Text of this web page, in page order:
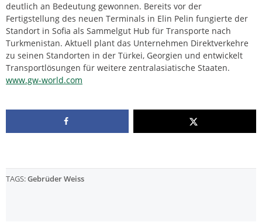
deutlich an Bedeutung gewonnen. Bereits vor der
Fertigstellung des neuen Terminals in Elin Pelin fungierte der
Standort in Sofia als Sammelgut Hub für Transporte nach
Turkmenistan. Aktuell plant das Unternehmen Direktverkehre
zu seinen Standorten in der Türkei, Georgien und entwickelt
Transportlösungen für weitere zentralasiatische Staaten.
www.gw-world.com
TAGS:Gebrüder Weiss